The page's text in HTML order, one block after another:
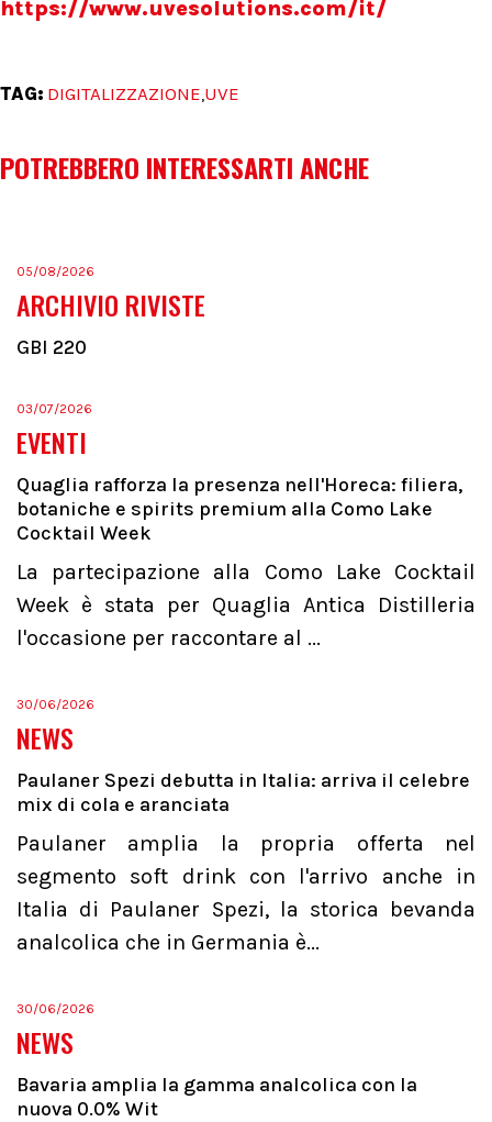
https://www.uvesolutions.com/it/
TAG: DIGITALIZZAZIONE,UVE
POTREBBERO INTERESSARTI ANCHE
05/08/2026
ARCHIVIO RIVISTE
GBI 220
03/07/2026
EVENTI
Quaglia rafforza la presenza nell'Horeca: filiera,
botaniche e spirits premium alla Como Lake
Cocktail Week
La partecipazione alla Como Lake Cocktail
Week è stata per Quaglia Antica Distilleria
l'occasione per raccontare al ...
30/06/2026
NEWS
Paulaner Spezi debutta in Italia: arriva il celebre
mix di cola e aranciata
Paulaner amplia la propria offerta nel
segmento soft drink con l'arrivo anche in
Italia di Paulaner Spezi, la storica bevanda
analcolica che in Germania è...
30/06/2026
NEWS
Bavaria amplia la gamma analcolica con la
nuova 0.0% Wit